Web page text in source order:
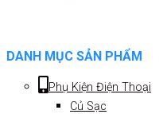
DANH MỤC SẢN PHẨM
Phụ Kiện Điện Thoại
Củ Sạc